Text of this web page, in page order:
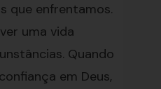
que enfrentamos.
uma vida
Quando
em Deus,